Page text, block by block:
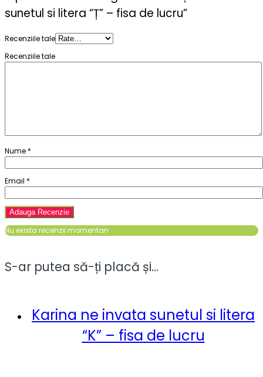
sunetul si litera “Ț” – fisa de lucru”
Recenziile tale
Recenziile tale
Nume *
Email *
Nu exista recenzii momentan.
S-ar putea să-ți placă și…
Karina ne invata sunetul si litera
“K” – fisa de lucru